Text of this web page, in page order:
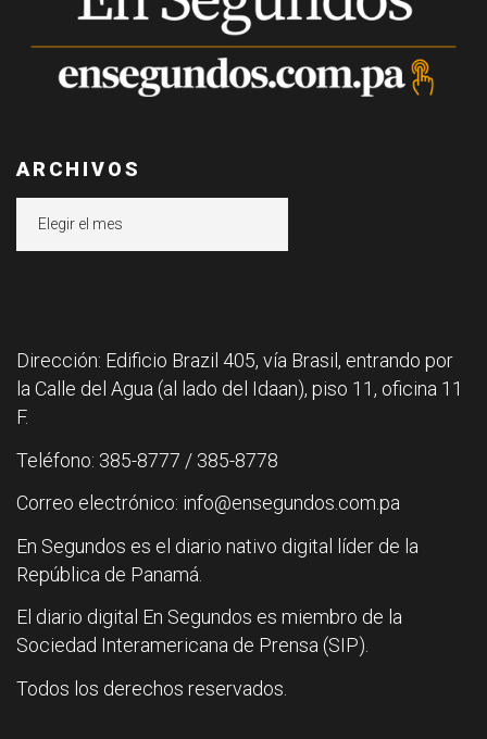
ARCHIVOS
Dirección: Edificio Brazil 405, vía Brasil, entrando por
la Calle del Agua (al lado del Idaan), piso 11, oficina 11
F.
Teléfono: 385-8777 / 385-8778
Correo electrónico: info@ensegundos.com.pa
En Segundos es el diario nativo digital líder de la
República de Panamá.
El diario digital En Segundos es miembro de la
Sociedad Interamericana de Prensa (SIP).
Todos los derechos reservados.